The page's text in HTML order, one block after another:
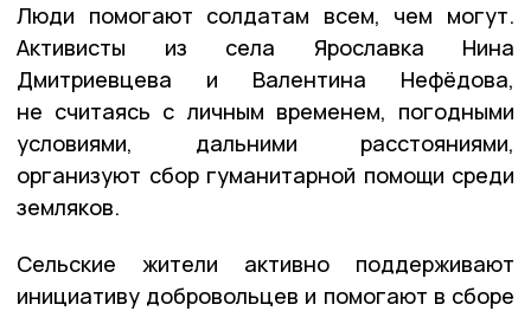
Люди помогают солдатам всем, чем могут.
Активисты из села Ярославка Нина
Дмитриевцева и Валентина Нефёдова,
не считаясь с личным временем, погодными
условиями, дальними расстояниями,
организуют сбор гуманитарной помощи среди
земляков.
Сельские жители активно поддерживают
инициативу добровольцев и помогают в сборе